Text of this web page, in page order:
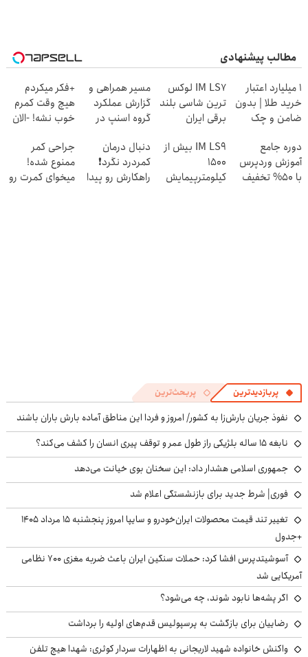
مطالب پیشنهادی
۱ میلیارد اعتبار
خرید طلا | بدون
ضامن و چک
IM LS7 لوکس
ترین شاسی بلند
برقی ایران
مسیر همراهی و
گزارش عملکرد
گروه اسنپ در
+فکر میکردم
هیچ وقت کمرم
خوب نشه! -الان
شدید؟ +بله
دوره جامع
آموزش وردپرس
با ۵۰% تخفیف
IM LS9 بیش از
1500
کیلومترپیمایش
دنبال درمان
کمردرد نگرد❗
راهکارش رو پیدا
جراحی کمر
ممنوع شده!
میخوای کمرت رو
پربازدیدترین پربحث‌ترین
نفوذ جریان بارش‌زا به کشور/ امروز و فردا این مناطق آماده بارش باران باشند
نابغه ۱۵ ساله بلژیکی راز طول عمر و توقف پیری انسان را کشف می‌کند؟
جمهوری اسلامی هشدار داد: این سخنان بوی خیانت می‌دهد
فوری| شرط جدید برای بازنشستگی اعلام شد
تغییر تند قیمت محصولات ایران‌خودرو و سایپا امروز پنجشنبه ۱۵ مرداد ۱۴۰۵
+جدول
آسوشیتدپرس افشا کرد: حملات سنگین ایران باعث ضربه مغزی ۷۰۰ نظامی
آمریکایی شد
اگر پشه‌ها نابود شوند، چه می‌شود؟
رضاییان برای بازگشت به پرسپولیس قدم‌های اولیه را برداشت
واکنش خانواده شهید لاریجانی به اظهارات سردار کوثری: شهدا هیچ تلفن